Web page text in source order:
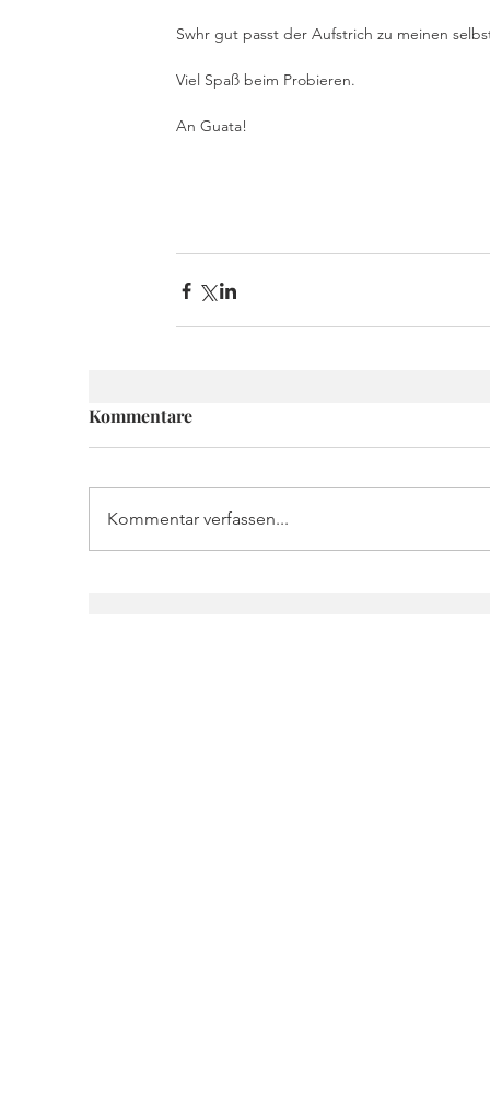
Swhr gut passt der Aufstrich zu meinen
Viel Spaß beim Probieren.
An Guata!
Kommentare
Kommentar verfassen...